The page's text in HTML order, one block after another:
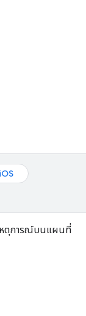
iOS
หตุการณ์บนแผนที่